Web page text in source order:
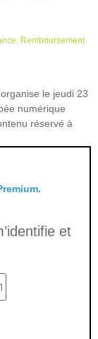
, Remboursement
le jeudi 23
numérique
réservé à
et